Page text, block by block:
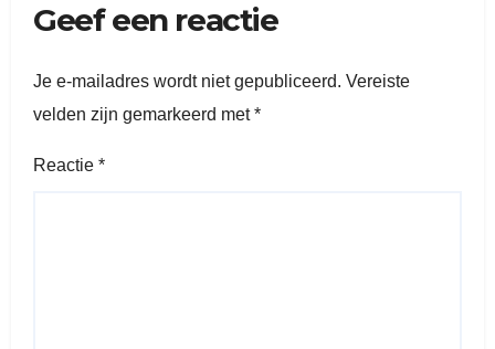
Geef een reactie
Je e-mailadres wordt niet gepubliceerd. Vereiste
velden zijn gemarkeerd met*
Reactie *